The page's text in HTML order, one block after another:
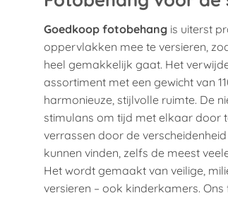
Goedkoop fotobehang is uiterst
oppervlakken mee te versieren,
heel gemakkelijk gaat. Het
assortiment met een gewicht van
harmonieuze, stijlvolle ruimte. De
stimulans om tijd met elkaar door
verrassen door de
kunnen vinden, zelfs de meest
Het wordt gemaakt van veilige,
versieren – ook kinderkamers.